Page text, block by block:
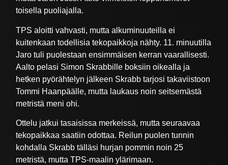
toisella puoliajalla.
TPS aloitti vahvasti, mutta alkuminuuteilla ei
kuitenkaan todellisia tekopaikkoja nähty. 11. minuutilla
Jaro tuli puolestaan ensimmäisen kerran vaarallisesti.
Aalto pelasi Simon Skrabbille boksiin oikealla ja
hetken pyörähtelyn jälkeen Skrabb tarjosi takaviistoon
Tommi Haanpäälle, mutta laukaus noin seitsemästä
metristä meni ohi.
Ottelu jatkui tasaisissa merkeissä, mutta seuraavaa
tekopaikkaa saatiin odottaa. Reilun puolen tunnin
kohdalla Skrabb tälläsi hurjan pommin noin 25
metristä, mutta TPS-maalin ylärimaan.